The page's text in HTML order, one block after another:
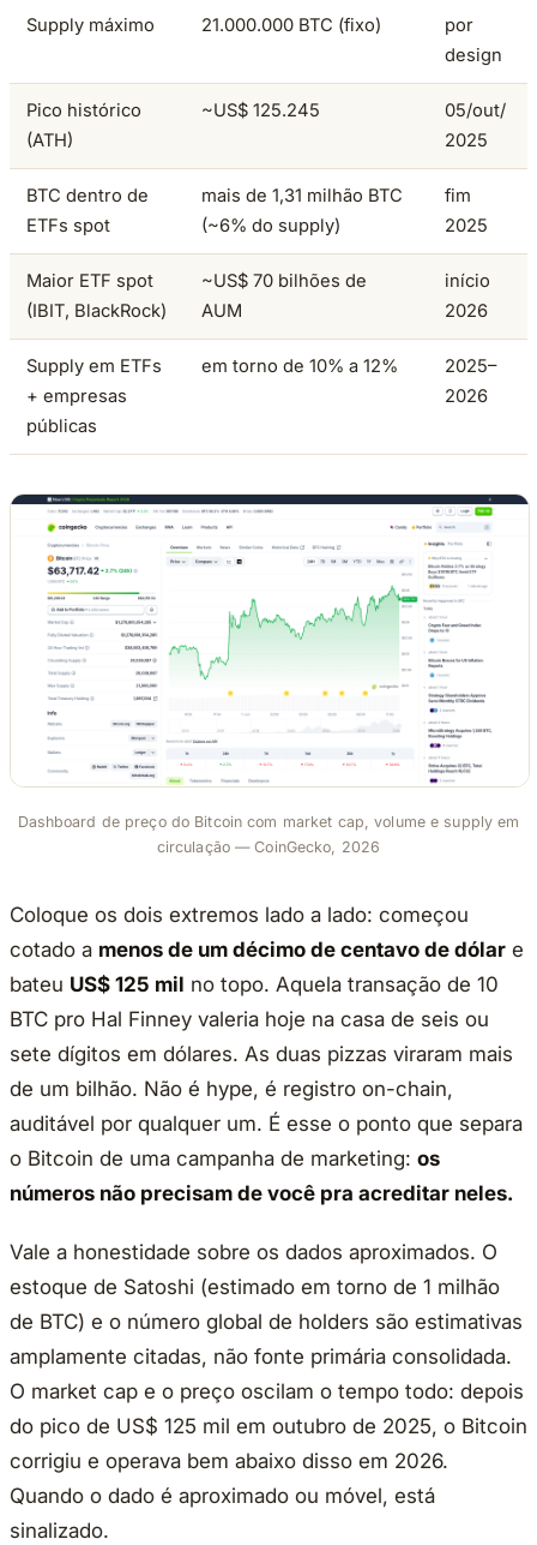
Supply máximo 21.000.000 BTC (fixo)
por
design
Pico histórico
(ATH)
~US$ 125.245
05/out/
2025
BTC dentro de
ETFs spot
mais de 1,31 milhão BTC
(~6% do supply)
fim
2025
Maior ETF spot
(IBIT, BlackRock)
~US$ 70 bilhões de
AUM
início
2026
Supply em ETFs
+ empresas
públicas
em torno de 10% a 12%
2025–
2026
Dashboard de preço do Bitcoin com market cap, volume e supply em
circulação — CoinGecko, 2026
Coloque os dois extremos lado a lado: começou
cotado a menos de um décimo de centavo de dólar e
bateu US$ 125 mil no topo. Aquela transação de 10
BTC pro Hal Finney valeria hoje na casa de seis ou
sete dígitos em dólares. As duas pizzas viraram mais
de um bilhão. Não é hype, é registro on-chain,
auditável por qualquer um. É esse o ponto que separa
o Bitcoin de uma campanha de marketing: os
números não precisam de você pra acreditar neles.
Vale a honestidade sobre os dados aproximados. O
estoque de Satoshi (estimado em torno de 1 milhão
de BTC) e o número global de holders são estimativas
amplamente citadas, não fonte primária consolidada.
O market cap e o preço oscilam o tempo todo: depois
do pico de US$ 125 mil em outubro de 2025, o Bitcoin
corrigiu e operava bem abaixo disso em 2026.
Quando o dado é aproximado ou móvel, está
sinalizado.